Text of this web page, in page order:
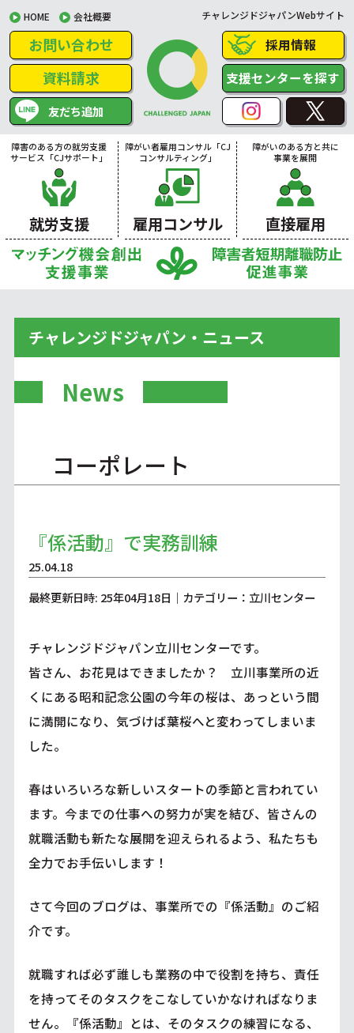
HOME 会社概要 チャレンジドジャパンWebサイト
お問い合わせ
資料請求
友だち追加
採用情報
支援センターを探す
障害のある方の就労支援
サービス「CJサポート」
就労支援
障がい者雇用コンサル「CJ
コンサルティング」
雇用コンサル
障がいのある方と共に
事業を展開
直接雇用
チャレンジドジャパン・ニュース
News
コーポレート
『係活動』で実務訓練
25.04.18
最終更新日時: 25年04月18日｜カテゴリー：立川センター
チャレンジドジャパン立川センターです。
皆さん、お花見はできましたか？ 立川事業所の近
くにある昭和記念公園の今年の桜は、あっという間
に満開になり、気づけば葉桜へと変わってしまいま
した。
春はいろいろな新しいスタートの季節と言われてい
ます。今までの仕事への努力が実を結び、皆さんの
就職活動も新たな展開を迎えられるよう、私たちも
全力でお手伝いします！
さて今回のブログは、事業所での『係活動』のご紹
介です。
就職すれば必ず誰しも業務の中で役割を持ち、責任
を持ってそのタスクをこなしていかなければなりま
せん。『係活動』とは、そのタスクの練習になる、